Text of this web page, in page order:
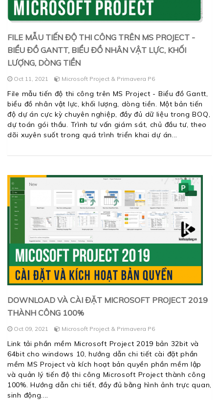
FILE MẪU TIẾN ĐỘ THI CÔNG TRÊN MS PROJECT -
BIỂU ĐỒ GANTT, BIỂU ĐỒ NHÂN VẬT LỰC, KHỐI
LƯỢNG, DÒNG TIỀN
Oct 11, 2021 Microsoft Project & Primavera P6
File mẫu tiến độ thi công trên MS Project - Biểu đồ Gantt,
biểu đồ nhân vật lực, khối lượng, dòng tiền. Một bản tiến
độ dự án cực kỳ chuyên nghiệp, đầy đủ dữ liệu trong BOQ,
dự toán gói thầu. Trình tư vấn giám sát, chủ đầu tư, theo
dõi xuyên suốt trong quá trình triển khai dự án
DOWNLOAD VÀ CÀI ĐẶT MICROSOFT PROJECT 2019
THÀNH CÔNG 100%
Oct 09, 2021 Microsoft Project & Primavera P6
Link tải phần mềm Microsoft Project 2019 bản 32bit và
64bit cho windows 10, hướng dẫn chi tiết cài đặt phần
mềm MS Project và kích hoạt bản quyền phần mềm lập
và quản lý tiến độ thi công Microsoft Project thành công
100%. Hướng dẫn chi tiết, đầy đủ bằng hình ảnh trực quan,
sinh động.